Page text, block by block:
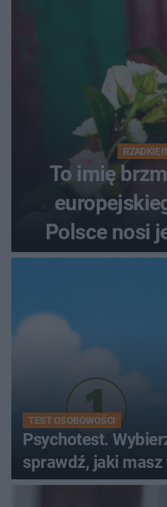
RZADKIE
To imię
Polsce nosi
TEST OSOBOWOŚCI
Psychotest.
sprawdź, jaki